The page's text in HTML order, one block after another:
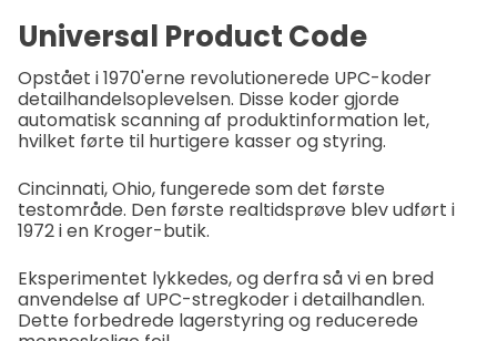
Universal Product Code
Opstået i 1970'erne revolutionerede UPC-koder
detailhandelsoplevelsen. Disse koder gjorde
automatisk scanning af produktinformation let,
hvilket førte til hurtigere kasser og styring.
Cincinnati, Ohio, fungerede som det første
testområde. Den første realtidsprøve blev udført i
1972 i en Kroger-butik.
Eksperimentet lykkedes, og derfra så vi en bred
anvendelse af UPC-stregkoder i detailhandlen.
Dette forbedrede lagerstyring og reducerede